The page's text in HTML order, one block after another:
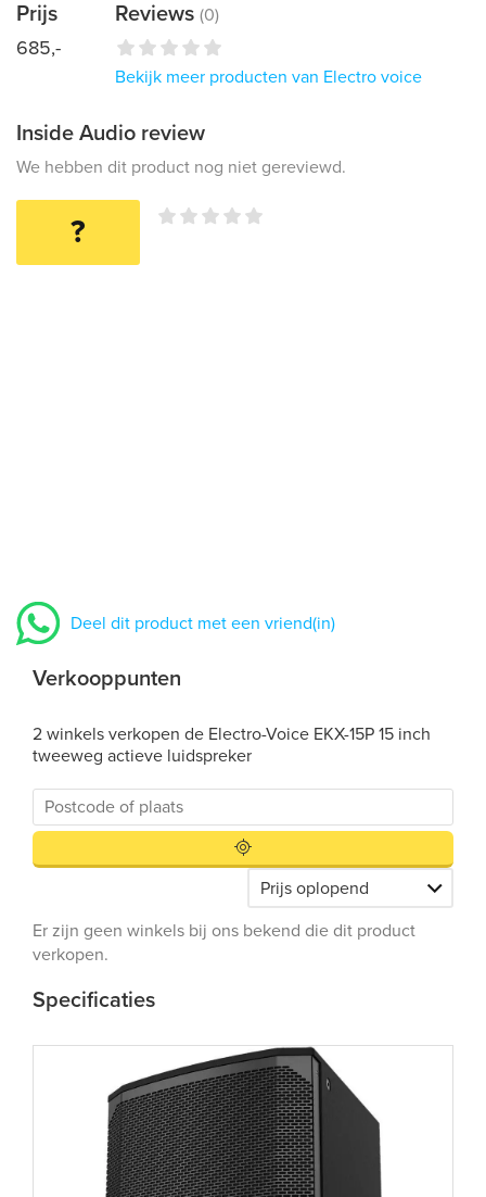
Prijs
685,-
Reviews (0)
Bekijk meer producten van Electro voice
Inside Audio review
We hebben dit product nog niet gereviewd.
?
Deel dit product met een vriend(in)
Verkooppunten
2 winkels verkopen de Electro-Voice EKX-15P 15 inch
tweeweg actieve luidspreker
Er zijn geen winkels bij ons bekend die dit product
verkopen.
Specificaties